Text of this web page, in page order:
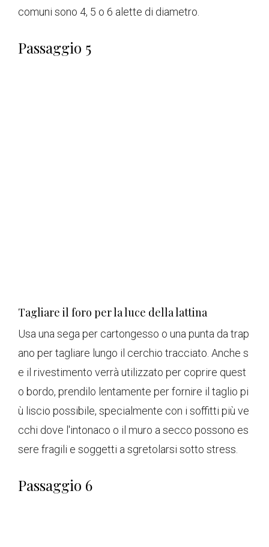
comuni sono 4, 5 o 6 alette di diametro.
Passaggio 5
Tagliare il foro per la luce della lattina
Usa una sega per cartongesso o una punta da trap
ano per tagliare lungo il cerchio tracciato. Anche s
e il rivestimento verrà utilizzato per coprire quest
o bordo, prendilo lentamente per fornire il taglio pi
ù liscio possibile, specialmente con i soffitti più ve
cchi dove l'intonaco o il muro a secco possono es
sere fragili e soggetti a sgretolarsi sotto stress.
Passaggio 6